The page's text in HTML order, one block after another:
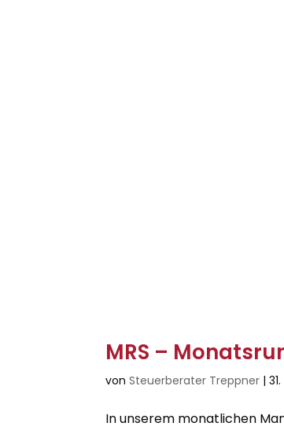
MRS –
vonSteuerberater Treppner |
In unserem monatlichen